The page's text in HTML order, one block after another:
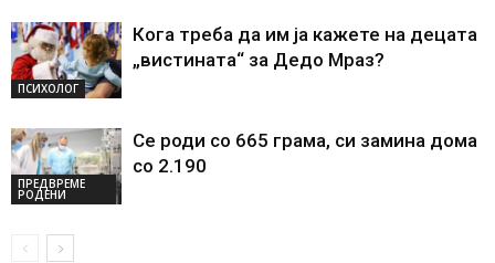
ПСИХОЛОГ
Кога треба да им ја кажете на децата
„вистината“ за Дедо Мраз?
ПРЕДВРЕМЕ
РОДЕНИ
Се роди со 665 грама, си замина дома
со 2.190